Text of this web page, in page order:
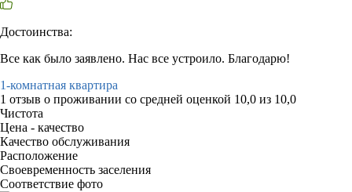
Достоинства:
Все как было заявлено. Нас все устроило. Благодарю!
1-комнатная квартира
1 отзыв о проживании со средней оценкой 10,0 из 10,0
Чистота
Цена - качество
Качество обслуживания
Расположение
Своевременность заселения
Соответствие фото